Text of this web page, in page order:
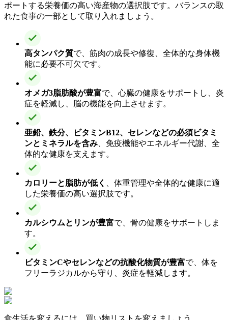
ポートする栄養価の高い海産物の選択肢です。バランスの取
れた食事の一部として取り入れましょう。
高タンパク質で、筋肉の成長や修復、全体的な身体機
能に必要不可欠です。
オメガ3脂肪酸が豊富で、心臓の健康をサポートし、炎
症を軽減し、脳の機能を向上させます。
亜鉛、鉄分、ビタミンB12、セレンなどの必須ビタミ
ンとミネラルを含み 、免疫機能やエネルギー代謝、全
体的な健康を支えます。
カロリーと脂肪が低く
、体重管理や全体的な健康に適
した栄養価の高い選択肢です。
カルシウムとリンが豊富で、骨の健康をサポートしま
す。
ビタミンCやセレンなどの抗酸化物質が豊富で、体を
フリーラジカルから守り、炎症を軽減します。
食生活を変えるには、買い物リストを変えましょう